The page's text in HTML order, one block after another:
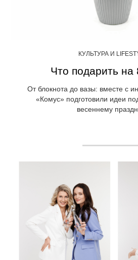
КУЛЬТУРА И
Что подарить на
От блокнота до вазы: вместе с
«Комус» подготовили идеи
весеннему